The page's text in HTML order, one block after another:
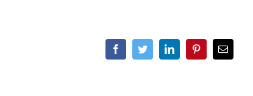
FacebookTwitterLinkedInPinterestEmail